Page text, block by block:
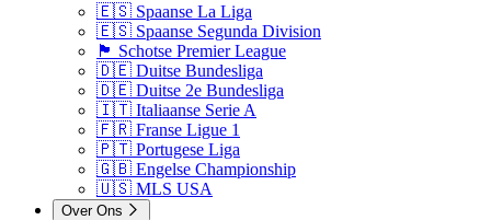
🇪🇸 Spaanse La Liga
🇪🇸 Spaanse Segunda Division
🏴󠁧󠁢󠁳󠁣󠁴󠁿 Schotse Premier League
🇩🇪 Duitse Bundesliga
🇩🇪 Duitse 2e Bundesliga
🇮🇹 Italiaanse Serie A
🇫🇷 Franse Ligue 1
🇵🇹 Portugese Liga
🇬🇧 Engelse Championship
🇺🇸 MLS USA
Over Ons